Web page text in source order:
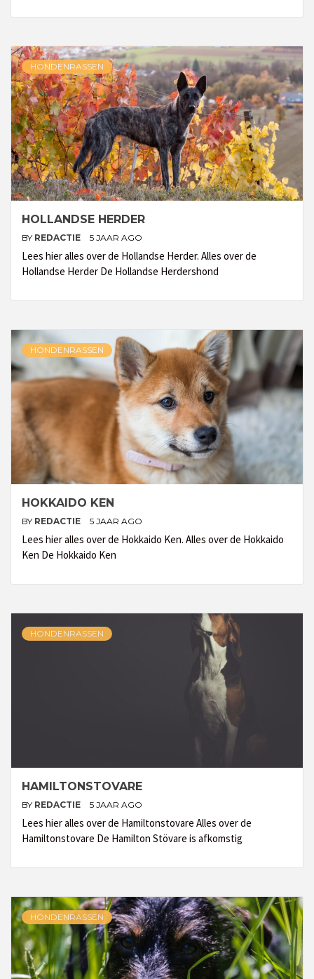
HONDENRASSEN
HOLLANDSE HERDER
BY REDACTIE 5 JAAR AGO
Lees hier alles over de Hollandse Herder. Alles over de
Hollandse Herder De Hollandse Herdershond
HONDENRASSEN
HOKKAIDO KEN
BY REDACTIE 5 JAAR AGO
Lees hier alles over de Hokkaido Ken. Alles over de Hokkaido
Ken De Hokkaido Ken
HONDENRASSEN
HAMILTONSTOVARE
BY REDACTIE 5 JAAR AGO
Lees hier alles over de Hamiltonstovare Alles over de
Hamiltonstovare De Hamilton Stövare is afkomstig
HONDENRASSEN